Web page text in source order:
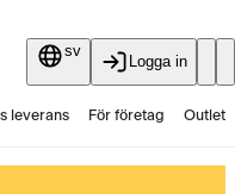
sv
Logga in
leverans För företag Outlet